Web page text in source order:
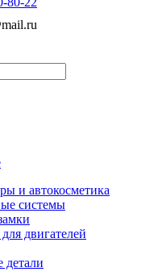
и автокосметика
системы
двигателей
детали